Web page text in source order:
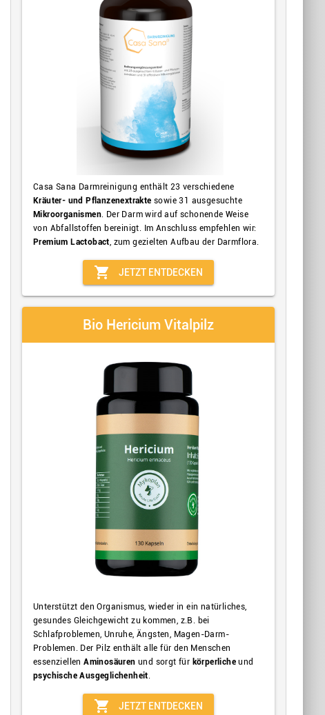
Casa Sana Darmreinigung enthält 23 verschiedene
Kräuter- und Pflanzenextrakte sowie 31 ausgesuchte
Mikroorganismen. Der Darm wird auf schonende Weise
von Abfallstoffen bereinigt. Im Anschluss empfehlen wir:
Premium Lactobact, zum gezielten Aufbau der Darmflora.
shopping_cart JETZT ENTDECKEN
Bio Hericium Vitalpilz
Unterstützt den Organismus, wieder in ein natürliches,
gesundes Gleichgewicht zu kommen, z.B. bei
Schlafproblemen, Unruhe, Ängsten, Magen-Darm-
Problemen. Der Pilz enthält alle für den Menschen
essenziellenAminosäurenund sorgt für körperlicheund
psychische Ausgeglichenheit.
shopping_cart JETZT ENTDECKEN